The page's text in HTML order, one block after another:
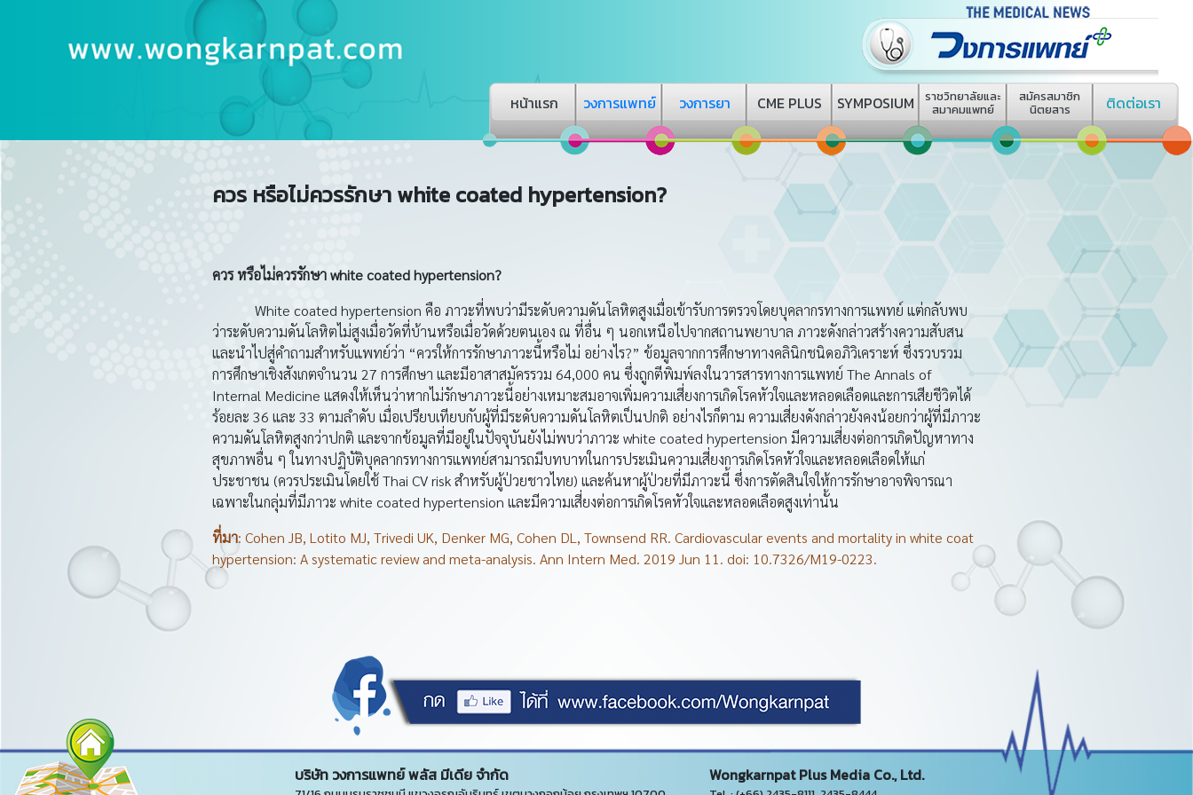
หน้าแรก วงการแพทย์ วงการยา CME PLUS SYMPOSIUM ราชวิทยาลัยและ
สมาคมแพทย์
สมัครสมาชิก
นิตยสาร ติดต่อเรา
ควร หรือไม่ควรรักษา white coated hypertension?
ควร หรือไม่ควรรักษาwhite coated hypertension?
White coated hypertension คือ ภาวะที่พบว่ามีระดับความดันโลหิตสูงเมื่อเข้ารับการตรวจโดยบุคลากรทางการแพทย์ แต่กลับพบ
ว่าระดับความดันโลหิตไม่สูงเมื่อวัดที่บ้านหรือเมื่อวัดด้วยตนเอง ณ ที่อื่น ๆ นอกเหนือไปจากสถานพยาบาล ภาวะดังกล่าวสร้างความสับสน
และนำไปสู่คำถามสำหรับแพทย์ว่า “ควรให้การรักษาภาวะนี้หรือไม่ อย่างไร?” ข้อมูลจากการศึกษาทางคลินิกชนิดอภิวิเคราะห์ ซึ่งรวบรวม
การศึกษาเชิงสังเกตจำนวน 27 การศึกษา และมีอาสาสมัครรวม 64,000 คน ซึ่งถูกตีพิมพ์ลงในวารสารทางการแพทย์ The Annals of
Internal Medicine แสดงให้เห็นว่าหากไม่รักษาภาวะนี้อย่างเหมาะสมอาจเพิ่มความเสี่ยงการเกิดโรคหัวใจและหลอดเลือดและการเสียชีวิตได้
ร้อยละ 36 และ 33 ตามลำดับ เมื่อเปรียบเทียบกับผู้ที่มีระดับความดันโลหิตเป็นปกติ อย่างไรก็ตาม ความเสี่ยงดังกล่าวยังคงน้อยกว่าผู้ที่มีภาวะ
ความดันโลหิตสูงกว่าปกติ และจากข้อมูลที่มีอยู่ในปัจจุบันยังไม่พบว่าภาวะ white coated hypertension มีความเสี่ยงต่อการเกิดปัญหาทาง
สุขภาพอื่น ๆ ในทางปฏิบัติบุคลากรทางการแพทย์สามารถมีบทบาทในการประเมินความเสี่ยงการเกิดโรคหัวใจและหลอดเลือดให้แก่
ประชาชน (ควรประเมินโดยใช้ Thai CV risk สำหรับผู้ป่วยชาวไทย) และค้นหาผู้ป่วยที่มีภาวะนี้ ซึ่งการตัดสินใจให้การรักษาอาจพิจารณา
เฉพาะในกลุ่มที่มีภาวะ white coated hypertension และมีความเสี่ยงต่อการเกิดโรคหัวใจและหลอดเลือดสูงเท่านั้น
ที่มา: Cohen JB, Lotito MJ, Trivedi UK, Denker MG, Cohen DL, Townsend RR. Cardiovascular events and mortality in white coat
hypertension: A systematic review and meta-analysis. Ann Intern Med. 2019 Jun 11. doi: 10.7326/M19-0223.
บริษัท วงการแพทย์ พลัส มีเดีย จำกัด Wongkarnpat Plus Media Co., Ltd.